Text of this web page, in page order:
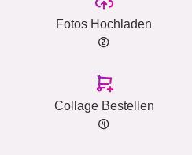
Fotos Hochladen
Collage Bestellen